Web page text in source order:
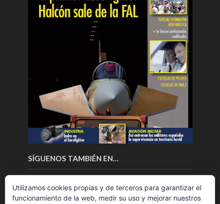
SÍGUENOS TAMBIÉN EN…
Utilizamos cookies propias y de terceros para garantizar el
funcionamiento de la web, medir su uso y mejorar nuestros